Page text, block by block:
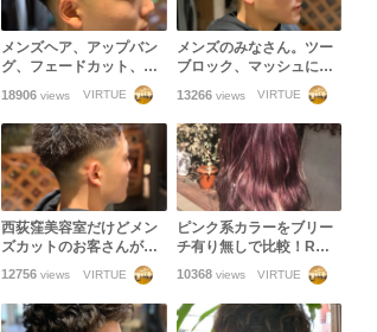
メンズヘア、アップバン
グ、フェードカット、ツ
ーブロックを遂に辞める
なら！
18906 views VIRTUE
メンズのみなさん。ツー
ブロック、マッシュに飽
きたらフェードカットに
挑戦してみませんか？
13266views VIRTUE
西荻窪美容室だけどメン
ズカットのお客さんが多
いのはマッシュだけじゃ
ない！フェードカットま
でできるスタイリストの
技術力！
12756 views VIRTUE
ピンク系カラーをブリー
チ有り無しで比較！Rカ
ラーでダメージレスにカ
ラーを楽しみましょう！
10368views VIRTUE